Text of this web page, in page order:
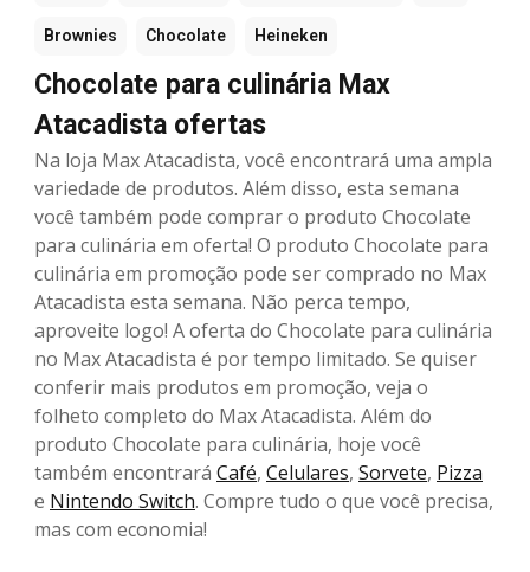
Brownies Chocolate Heineken
Chocolate para culinária Max
Atacadista ofertas
Na loja Max Atacadista, você encontrará uma ampla
variedade de produtos. Além disso, esta semana
você também pode comprar o produto Chocolate
para culinária em oferta! O produto Chocolate para
culinária em promoção pode ser comprado no Max
Atacadista esta semana. Não perca tempo,
aproveite logo! A oferta do Chocolate para culinária
no Max Atacadista é por tempo limitado. Se quiser
conferir mais produtos em promoção, veja o
folheto completo do Max Atacadista. Além do
produto Chocolate para culinária, hoje você
também encontrará Café, Celulares, Sorvete, Pizza
e Nintendo Switch. Compre tudo o que você precisa,
mas com economia!